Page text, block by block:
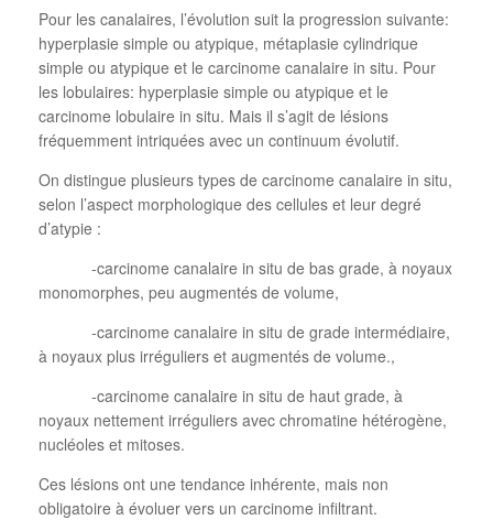
Pour les canalaires, l’évolution suit la progression suivante:
hyperplasie simple ou atypique, métaplasie cylindrique
simple ou atypique et le carcinome canalaire in situ. Pour
les lobulaires: hyperplasie simple ou atypique et le
carcinome lobulaire in situ. Mais il s’agit de lésions
fréquemment intriquées avec un continuum évolutif.
On distingue plusieurs types de carcinome canalaire in situ,
selon l’aspect morphologique des cellules et leur degré
d’atypie :
-carcinome canalaire in situ de bas grade, à noyaux
monomorphes, peu augmentés de volume,
-carcinome canalaire in situ de grade intermédiaire,
à noyaux plus irréguliers et augmentés de volume.,
-carcinome canalaire in situ de haut grade, à
noyaux nettement irréguliers avec chromatine hétérogène,
nucléoles et mitoses.
Ces lésions ont une tendance inhérente, mais non
obligatoire à évoluer vers un carcinome infiltrant.